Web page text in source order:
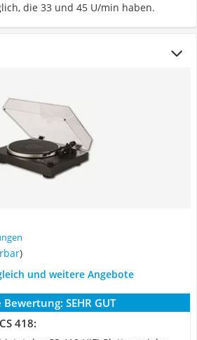
die 33 und 45 U/min haben.
)
und weitere Angebote
Bewertung: SEHR GUT
418: